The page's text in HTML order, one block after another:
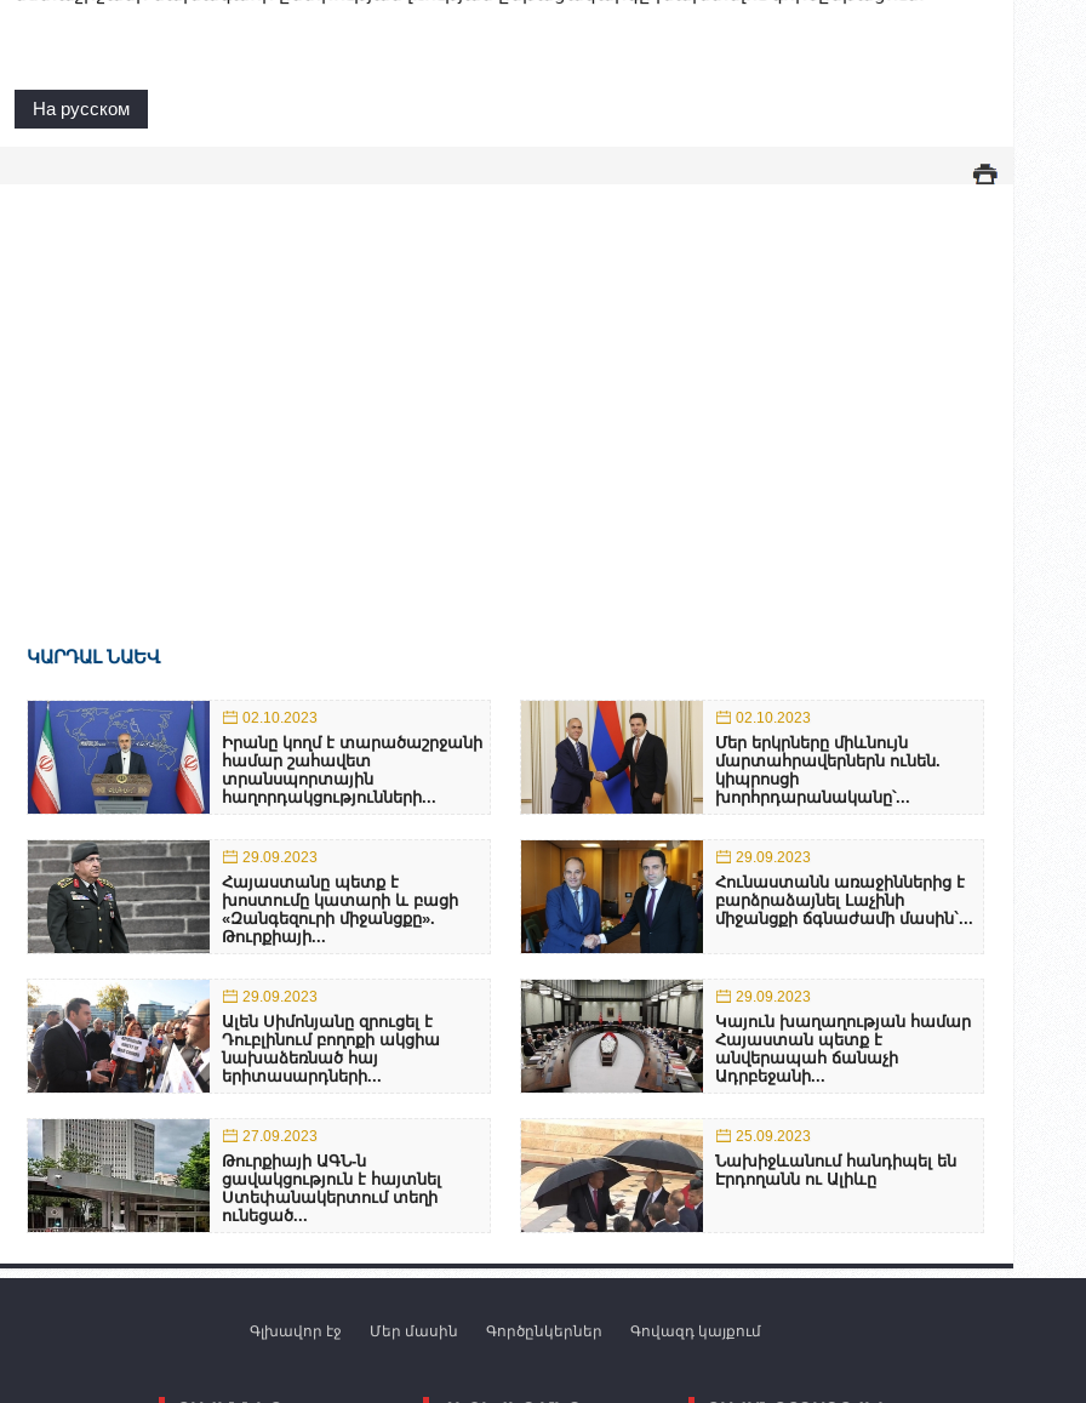
На русском
ԿԱՐԴԱԼ ՆԱԵՎ
02.10.2023
Իրանը կողմ է տարածաշրջանի
համար շահավետ
տրանսպորտային
հաղորդակցությունների...
02.10.2023
Մեր երկրները միևնույն
մարտահրավերներն ունեն.
կիպրոսցի
խորհրդարանականը՝...
29.09.2023
Հայաստանը պետք է
խոստումը կատարի և բացի
«Զանգեզուրի միջանցքը».
Թուրքիայի...
29.09.2023
Հունաստանն առաջիններից է
բարձրաձայնել Լաչինի
միջանցքի ճգնաժամի մասին`...
29.09.2023
Ալեն Սիմոնյանը զրուցել է
Դուբլինում բողոքի ակցիա
նախաձեռնած հայ
երիտասարդների...
29.09.2023
Կայուն խաղաղության համար
Հայաստան պետք է
անվերապահ ճանաչի
Ադրբեջանի...
27.09.2023
Թուրքիայի ԱԳՆ-ն
ցավակցություն է հայտնել
Ստեփանակերտում տեղի
ունեցած...
25.09.2023
Նախիջևանում հանդիպել են
Էրդողանն ու Ալիևը
Գլխավոր էջ Մեր մասին Գործընկերներ Գովազդ կայքում